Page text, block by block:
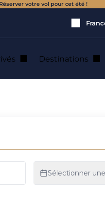
Réserver votre vol pour cet été !
Destinations